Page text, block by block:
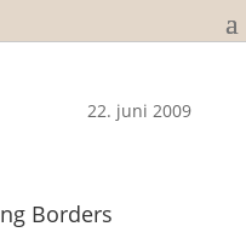
22. juni 2009
Borders